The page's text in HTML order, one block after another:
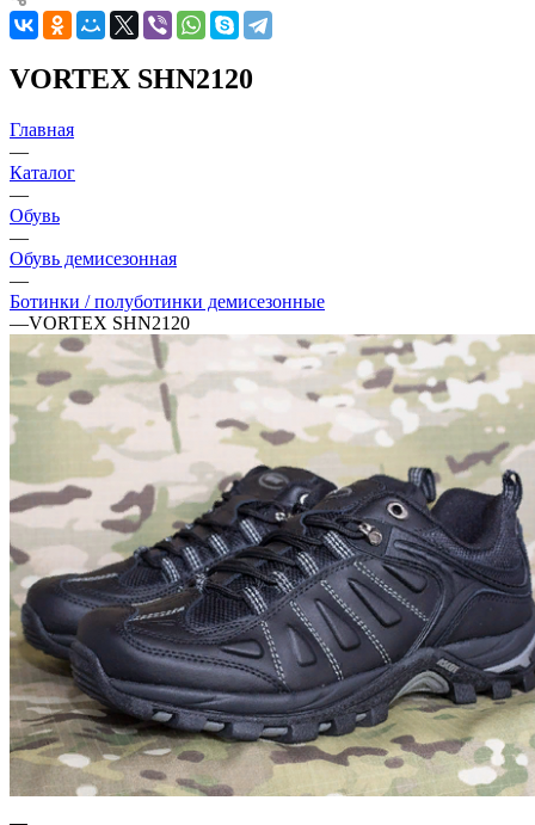
VORTEX SHN2120
Главная
—
Каталог
—
Обувь
—
Обувь демисезонная
—
Ботинки / полуботинки демисезонные
—VORTEX SHN2120